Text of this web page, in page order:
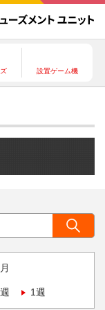
設置ゲーム機
1週